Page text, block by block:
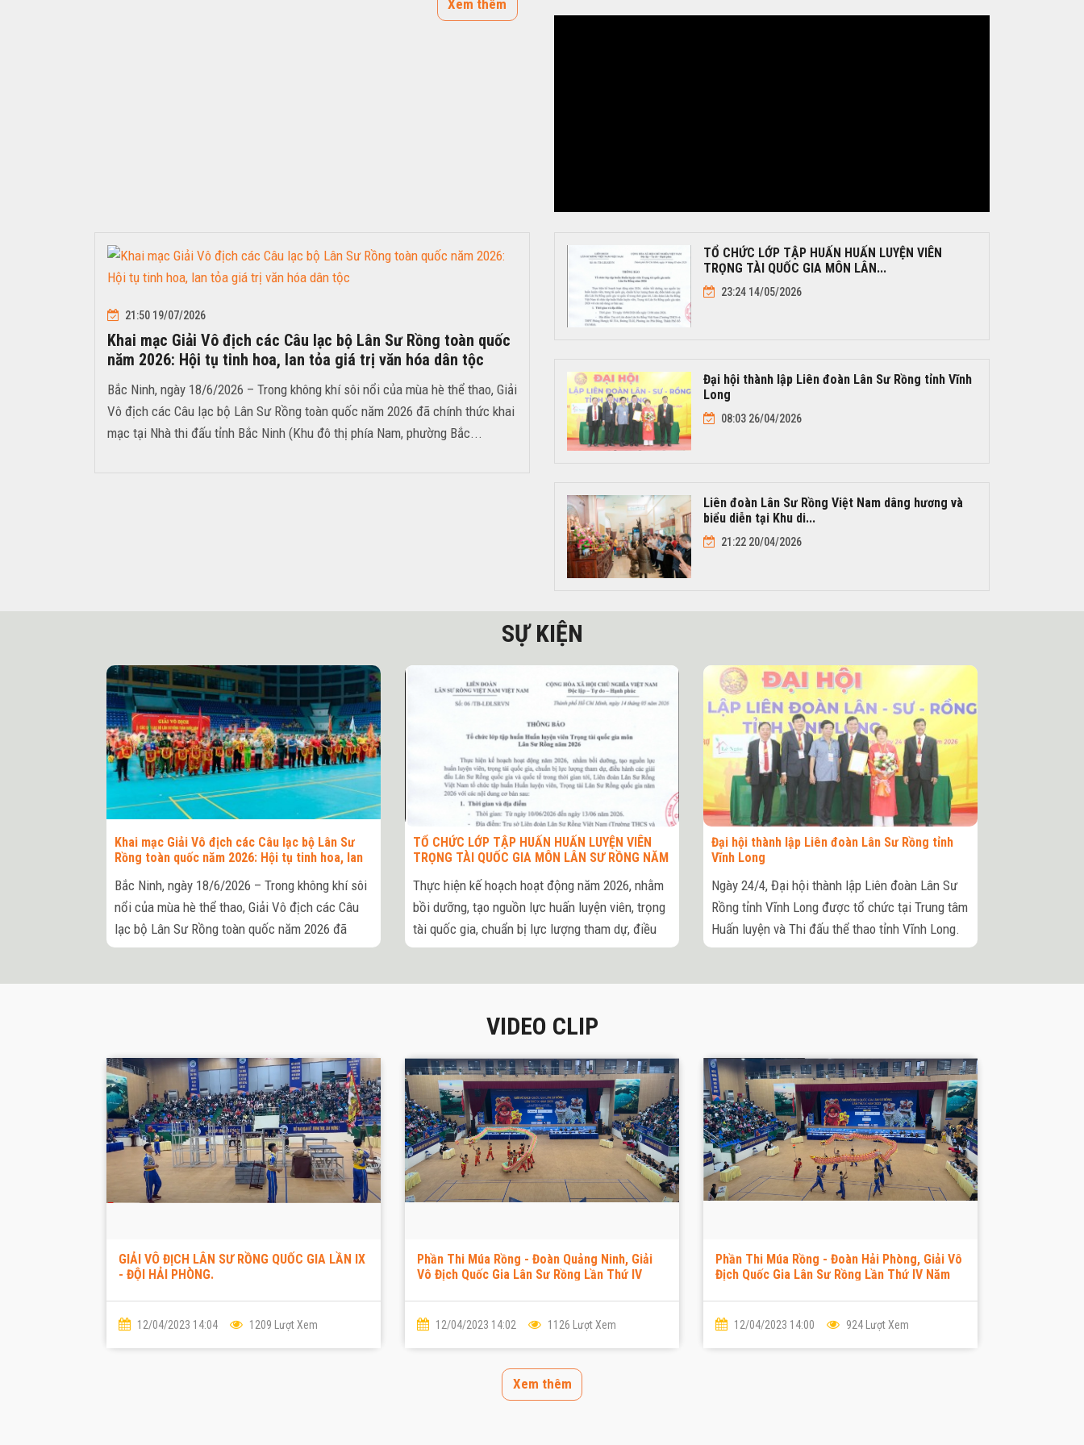
Xem thêm
21:50 19/07/2026
Khai mạc Giải Vô địch các Câu lạc bộ Lân Sư Rồng toàn quốc
năm 2026: Hội tụ tinh hoa, lan tỏa giá trị văn hóa dân tộc
Bắc Ninh, ngày 18/6/2026 – Trong không khí sôi nổi của mùa hè thể thao, Giải
Vô địch các Câu lạc bộ Lân Sư Rồng toàn quốc năm 2026 đã chính thức khai
mạc tại Nhà thi đấu tỉnh Bắc Ninh (Khu đô thị phía Nam, phường Bắc...
TỔ CHỨC LỚP TẬP HUẤN HUẤN LUYỆN VIÊN
TRỌNG TÀI QUỐC GIA MÔN LÂN...
23:24 14/05/2026
Đại hội thành lập Liên đoàn Lân Sư Rồng tỉnh Vĩnh
Long
08:03 26/04/2026
Liên đoàn Lân Sư Rồng Việt Nam dâng hương và
biểu diễn tại Khu di...
21:22 20/04/2026
SỰ KIỆN
Khai mạc Giải Vô địch các Câu lạc bộ Lân Sư
Rồng toàn quốc năm 2026: Hội tụ tinh hoa, lan
Bắc Ninh, ngày 18/6/2026 – Trong không khí sôi
nổi của mùa hè thể thao, Giải Vô địch các Câu
lạc bộ Lân Sư Rồng toàn quốc năm 2026 đã
chính thức khai mạc tại Nhà thi đấu tỉnh Bắc
những câu lạc bộ mạnh trên cả nước, tạo nên
ngày hội lớn của bộ môn mang đậm bản sắc văn
hóa truyền thống Việt Nam.
TỔ CHỨC LỚP TẬP HUẤN HUẤN LUYỆN VIÊN
TRỌNG TÀI QUỐC GIA MÔN LÂN SƯ RỒNG NĂM
Thực hiện kế hoạch hoạt động năm 2026, nhằm
bồi dưỡng, tạo nguồn lực huấn luyện viên, trọng
tài quốc gia, chuẩn bị lực lượng tham dự, điều
hành các giải đấu Lân Sư Rồng quốc gia và
viên, Trọng tài Lân Sư Rồng quốc gia năm 2026
Đại hội thành lập Liên đoàn Lân Sư Rồng tỉnh
Vĩnh Long
Ngày 24/4, Đại hội thành lập Liên đoàn Lân Sư
Rồng tỉnh Vĩnh Long được tổ chức tại Trung tâm
Huấn luyện và Thi đấu thể thao tỉnh Vĩnh Long.
VIDEO CLIP
GIẢI VÔ ĐỊCH LÂN SƯ RỒNG QUỐC GIA LẦN IX
- ĐỘI HẢI PHÒNG.
12/04/2023 14:04 1209 Lượt Xem
Phần Thi Múa Rồng - Đoàn Quảng Ninh, Giải
Vô Địch Quốc Gia Lân Sư Rồng Lần Thứ IV
12/04/2023 14:02 1126 Lượt Xem
Phần Thi Múa Rồng - Đoàn Hải Phòng, Giải Vô
Địch Quốc Gia Lân Sư Rồng Lần Thứ IV Năm
12/04/2023 14:00 924 Lượt Xem
Xem thêm